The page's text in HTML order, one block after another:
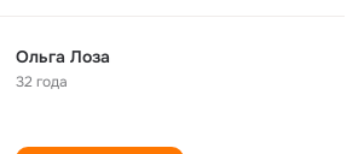
Ольга Лоза
32 года